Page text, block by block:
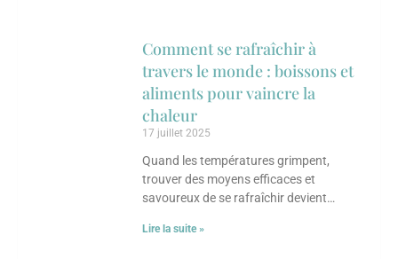
Comment se rafraîchir à
travers le monde : boissons et
aliments pour vaincre la
chaleur
17 juillet 2025
Quand les températures grimpent,
trouver des moyens efficaces et
savoureux de se rafraîchir devient
ses propres astuces culinaires pour
Lire la suite »